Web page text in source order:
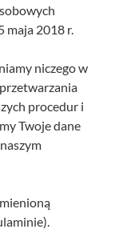
maja 2018 r.
niczego w
procedur i
Twoje dane